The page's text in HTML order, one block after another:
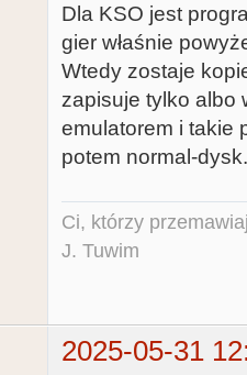
Dla KSO jest
gier właśnie
Wtedy zostaje
zapisuje tylko albo
emulatorem i takie
potem normal-dysk.
Ci, którzy
J. Tuwim
2025-05-31